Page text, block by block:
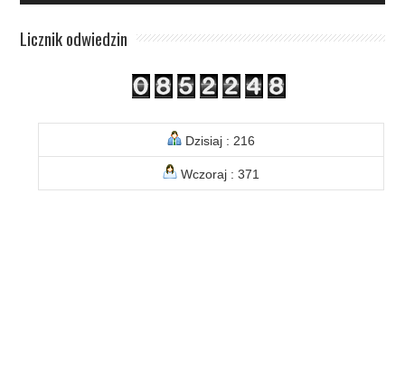
Licznik odwiedzin
Dzisiaj : 216
Wczoraj : 371